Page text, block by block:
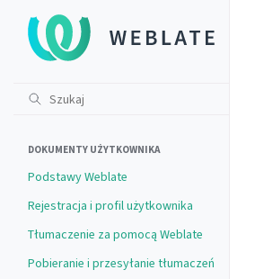
DOKUMENTY UŻYTKOWNIKA
Podstawy Weblate
Rejestracja i profil użytkownika
Tłumaczenie za pomocą Weblate
Pobieranie i przesyłanie tłumaczeń